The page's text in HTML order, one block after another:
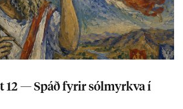
12 — Spáð fyr­ir sól­myrkva í